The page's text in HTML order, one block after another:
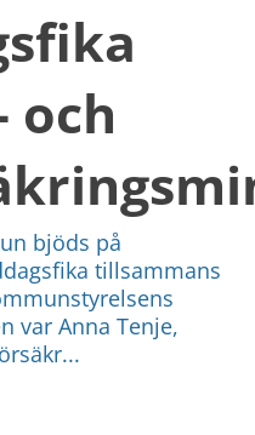
och
bjöds på
tillsammans
var Anna Tenje,